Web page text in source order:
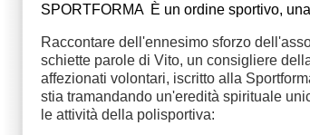
SPORTFORMA È un ordine sportivo,
Raccontare dell'ennesimo sforzo
schiette parole di Vito, un consigliere
affezionati volontari, iscritto alla
stia tramandando un'eredità spirituale
le attività della polisportiva: